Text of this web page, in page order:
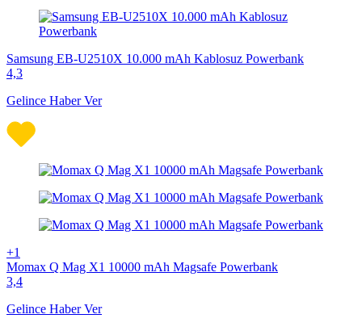
Samsung EB-U2510X 10.000 mAh Kablosuz Powerbank
4,3
Gelince Haber Ver
+1
Momax Q Mag X1 10000 mAh Magsafe Powerbank
3,4
Gelince Haber Ver